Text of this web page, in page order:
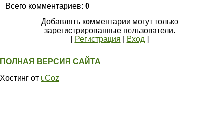
Всего комментариев: 0
Добавлять комментарии могут только
зарегистрированные пользователи.
[ Регистрация Вход ]
ПОЛНАЯ ВЕРСИЯ САЙТА
Хостинг от uCoz